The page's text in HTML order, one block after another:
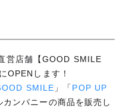
営店舗【GOOD SMILE
OPENします！
SMILE 」「 POP UP
カンパニーの商品を販売し